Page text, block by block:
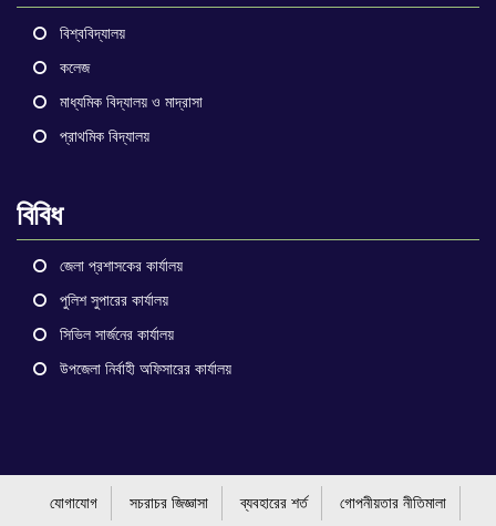
বিশ্ববিদ্যালয়
কলেজ
মাধ্যমিক বিদ্যালয় ও মাদ্রাসা
প্রাথমিক বিদ্যালয়
বিবিধ
জেলা প্রশাসকের কার্যালয়
পুলিশ সুপারের কার্যালয়
সিভিল সার্জনের কার্যালয়
উপজেলা নির্বাহী অফিসারের কার্যালয়
যোগাযোগ সচরাচর জিজ্ঞাসা ব্যবহারের শর্ত
গোপনীয়তার নীতিমালা